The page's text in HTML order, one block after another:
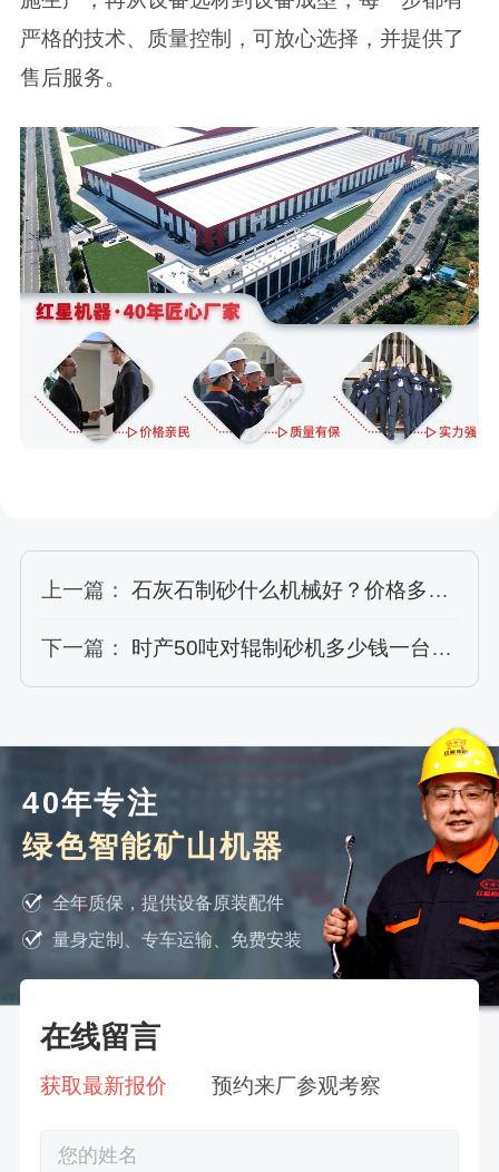
严格的技术、质量控制，可放心选择，并提供了
售后服务。
上一篇： 石灰石制砂什么机械好？价格多少？
下一篇： 时产50吨对辊制砂机多少钱一台？型号及参数
40年专注
绿色智能矿山机器
全年质保，提供设备原装配件
量身定制、专车运输、免费安装
在线留言
获取最新报价 预约来厂参观考察